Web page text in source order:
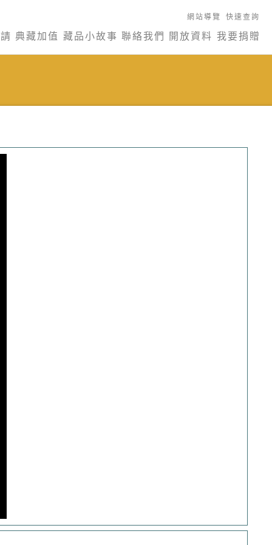
網站導覽 快速查詢
典藏加值 藏品小故事 聯絡我們 開放資料 我要捐贈